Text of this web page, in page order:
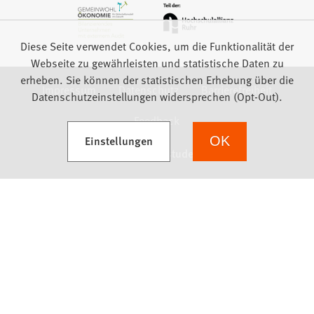
Impressum Datenschutz
Barrierefreiheit
Feedback
Diese Seite verwendet Cookies, um die Funktionalität der
Webseite zu gewährleisten und statistische Daten zu
erheben. Sie können der statistischen Erhebung über die
Datenschutzeinstellungen widersprechen (Opt-Out).
Einstellungen
(Öffnet in einem neuen Tab) OK